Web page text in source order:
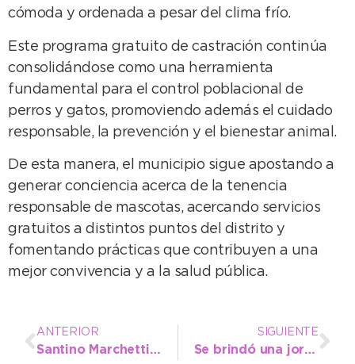
cómoda y ordenada a pesar del clima frío.
Este programa gratuito de castración continúa
consolidándose como una herramienta
fundamental para el control poblacional de
perros y gatos, promoviendo además el cuidado
responsable, la prevención y el bienestar animal.
De esta manera, el municipio sigue apostando a
generar conciencia acerca de la tenencia
responsable de mascotas, acercando servicios
gratuitos a distintos puntos del distrito y
fomentando prácticas que contribuyen a una
mejor convivencia y a la salud pública.
ANTERIOR
Santino Marchetti se destacó en Mar del Plata y llega en gran forma al Provincial de Cross Country
SIGUIENTE
Se brindó una jornada de capacitación e instalación del botón antipánico para vecinos del Barrio 9 de Julio